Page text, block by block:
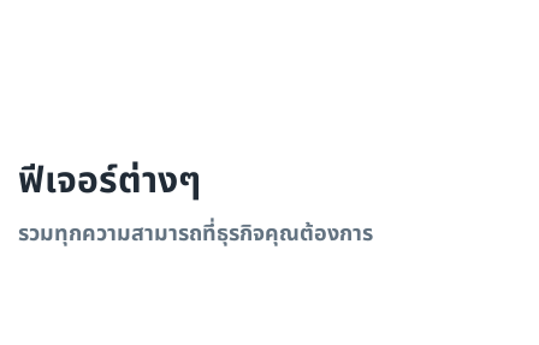
ฟีเจอร์ต่างๆ
รวมทุกความสามารถที่ธุรกิจคุณต้องการ